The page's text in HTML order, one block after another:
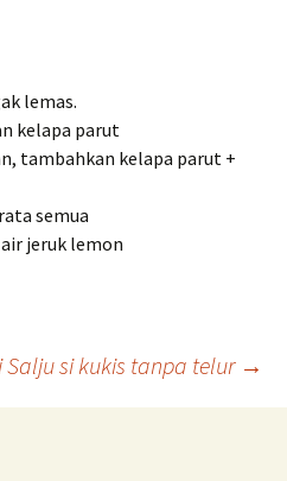
lemas.
kelapa parut
tambahkan kelapa parut +
semua
jeruk lemon
Salju si kukis tanpa telur →